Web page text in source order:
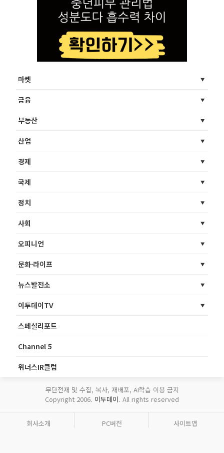
마켓
금융
부동산
산업
경제
국제
정치
사회
오피니언
문화·라이프
뉴스발전소
이투데이TV
스페셜리포트
Channel 5
위너스IR클럽
무단전재 및 수집, 복사, 재배포, AI학습 이용 금지
Copyright 2006. 이투데이. All rights reserved
회사소개 PC버전 사이트맵